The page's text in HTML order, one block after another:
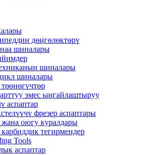
дөңгөлөктөрү
шиналары
шиналары
шиналары
эмес ыңгайлаштыруу
аспаптар
фрезер аспаптары
жана оюгу куралдары
тегирмендер
Tools
аспаптар